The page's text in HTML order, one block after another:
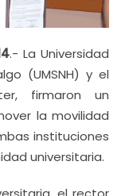
.- La Universidad
(UMSNH) y el
firmaron un
la movilidad
instituciones
universitaria.